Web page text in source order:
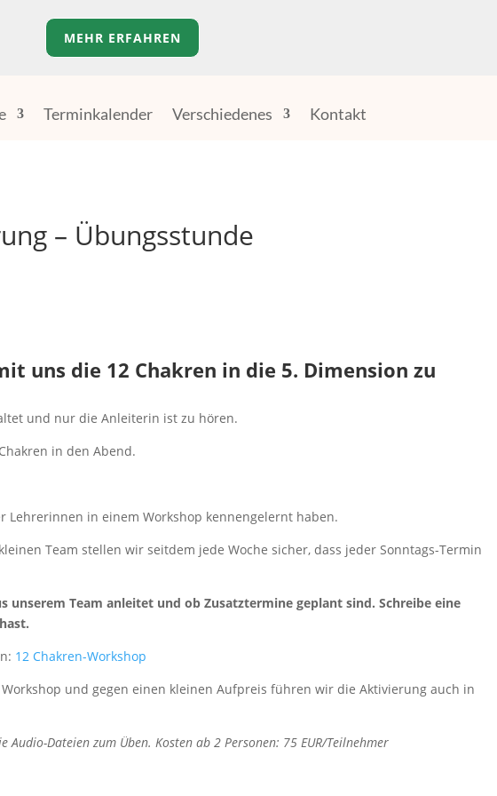
MEHR ERFAHREN
Terminkalender Verschiedenes Kontakt
– Übungsstunde
uns die 12 Chakren in die 5. Dimension zu
und nur die Anleiterin ist zu hören.
in den Abend.
in einem Workshop kennengelernt haben.
Team stellen wir seitdem jede Woche sicher, dass jeder Sonntags-Termin
Team anleitet und ob Zusatztermine geplant sind. Schreibe eine
12 Chakren-Workshop
und gegen einen kleinen Aufpreis führen wir die Aktivierung auch in
Dateien zum Üben. Kosten ab 2 Personen: 75 EUR/Teilnehmer